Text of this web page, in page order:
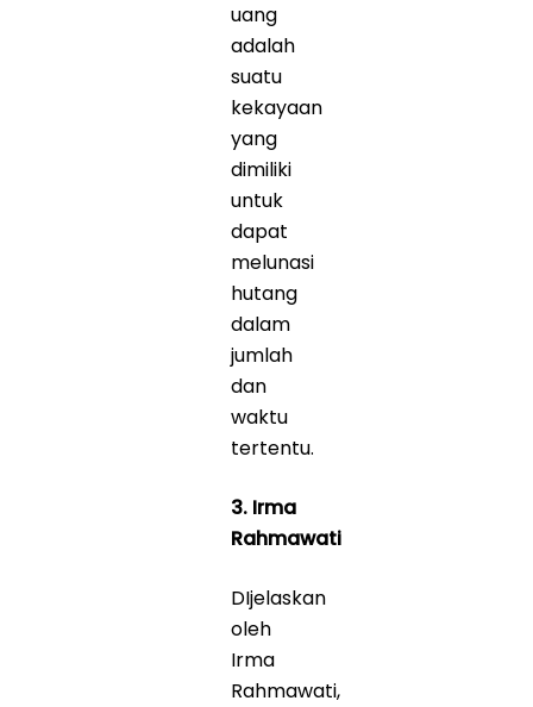
uang
adalah
suatu
kekayaan
yang
dimiliki
untuk
dapat
melunasi
hutang
dalam
jumlah
dan
waktu
tertentu.
3. Irma
Rahmawati
DIjelaskan
oleh
Irma
Rahmawati,